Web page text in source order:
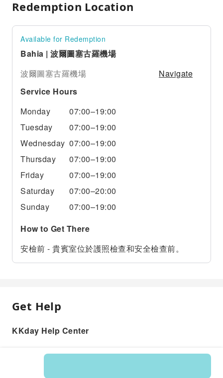
Redemption Location
Available for Redemption
Bahia | 波爾圖塞古羅機場
波爾圖塞古羅機場
Navigate
Service Hours
Monday
07:00–19:00
Tuesday
07:00–19:00
Wednesday 07:00–19:00
Thursday
07:00–19:00
Friday
07:00–19:00
Saturday
07:00–20:00
Sunday
07:00–19:00
How to Get There
安檢前 - 貴賓室位於護照檢查和安全檢查前。
Get Help
KKday Help Center